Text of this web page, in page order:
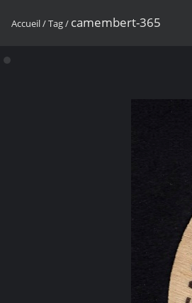
Accueil/Tag/ camembert-365